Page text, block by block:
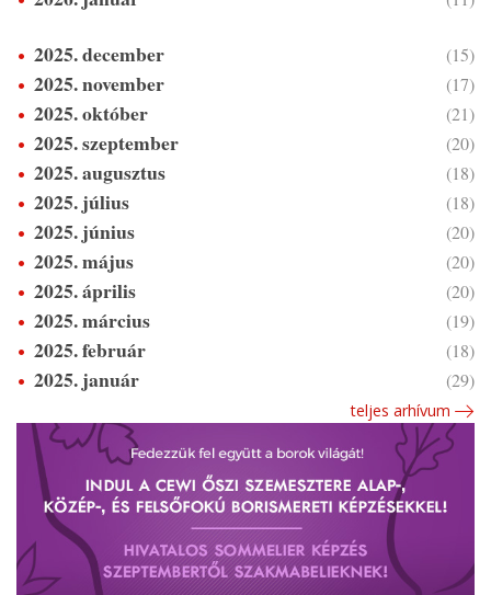
2025. december (15)
2025. november (17)
2025. október (21)
2025. szeptember (20)
2025. augusztus (18)
2025. július (18)
2025. június (20)
2025. május (20)
2025. április (20)
2025. március (19)
2025. február (18)
2025. január (29)
teljes arhívum